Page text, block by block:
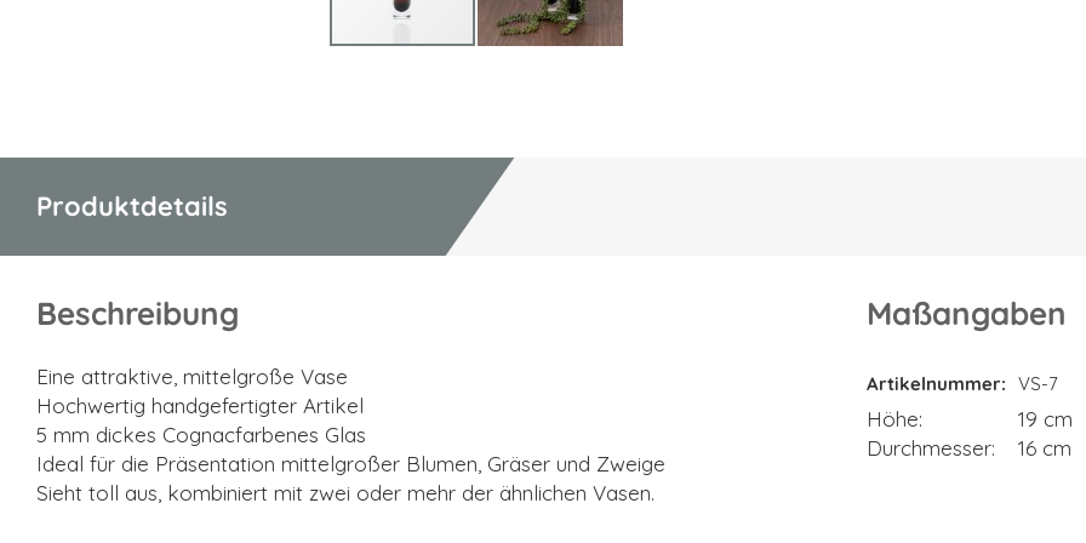
Bildgalerie
Produktdetails
Beschreibung
Eine attraktive, mittelgroße Vase
Hochwertig handgefertigter Artikel
5 mm dickes Cognacfarbenes Glas
Ideal für die Präsentation mittelgroßer Blumen, Gräser und Zweige
Sieht toll aus, kombiniert mit zwei oder mehr der ähnlichen Vasen.
Maßangaben
Maßangaben
Artikelnummer VS-7
Höhe
19 cm
Durchmesser
16 cm